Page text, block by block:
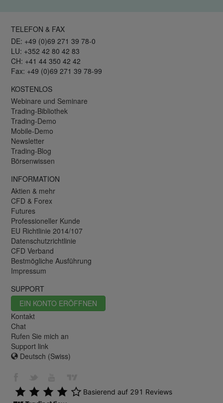
TELEFON & FAX
DE: +49 (0)69 271 39 78-0
LU: +352 42 80 42 83
CH: +41 44 350 42 42
Fax: +49 (0)69 271 39 78-99
KOSTENLOS
Webinare und Seminare
Trading-Bibliothek
Trading-Demo
Mobile-Demo
Newsletter
Trading-Blog
Börsenwissen
INFORMATION
Aktien & mehr
CFD & Forex
Futures
Professioneller Kunde
EU Richtlinie 2014/107
Datenschutzrichtlinie
CFD Verband
Bestmögliche Ausführung
Impressum
SUPPORT
EIN KONTO ERÖFFNEN
Kontakt
Chat
Rufen Sie mich an
Support link
Deutsch (Swiss)